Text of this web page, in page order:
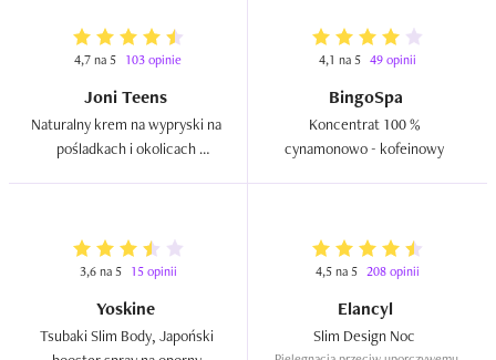
4,7 na 5 103 opinie
Joni Teens
Naturalny krem na wypryski na
pośladkach i okolicach
4,1 na 5 49 opinii
BingoSpa
Koncentrat 100 %
3,6 na 5 15 opinii
Yoskine
Tsubaki Slim Body, Japoński
4,5 na 5 208 opinii
Elancyl